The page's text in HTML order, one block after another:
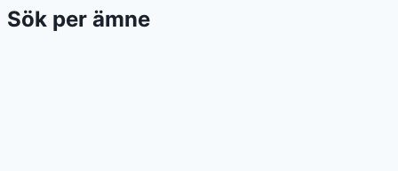
Sök per ämne